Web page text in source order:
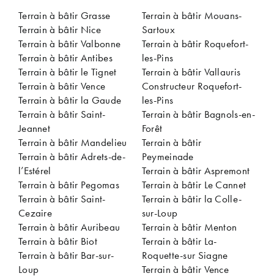
Terrain à bâtir Grasse
Terrain à bâtir Nice
Terrain à bâtir Valbonne
Terrain à bâtir Antibes
Terrain à bâtir le Tignet
Terrain à bâtir Vence
Terrain à bâtir la Gaude
Terrain à bâtir Saint-
Jeannet
Terrain à bâtir Mandelieu
Terrain à bâtir Adrets-de-
l’Estérel
Terrain à bâtir Pegomas
Terrain à bâtir Saint-
Cezaire
Terrain à bâtir Auribeau
Terrain à bâtir Biot
Terrain à bâtir Bar-sur-
Loup
Terrain à bâtir Mouans-
Sartoux
Terrain à bâtir Roquefort-
les-Pins
Terrain à bâtir Vallauris
Constructeur Roquefort-
les-Pins
Terrain à bâtir Bagnols-en-
Forêt
Terrain à bâtir
Peymeinade
Terrain à bâtir Aspremont
Terrain à bâtir Le Cannet
Terrain à bâtir la Colle-
sur-Loup
Terrain à bâtir Menton
Terrain à bâtir La-
Roquette-sur Siagne
Terrain à bâtir Vence